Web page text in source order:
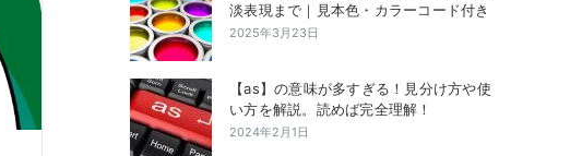
淡表現まで｜見本色・カラーコード付き
2025年3月23日
【as】の意味が多すぎる！見分け方や使
い方を解説。読めば完全理解！
2024年2月1日